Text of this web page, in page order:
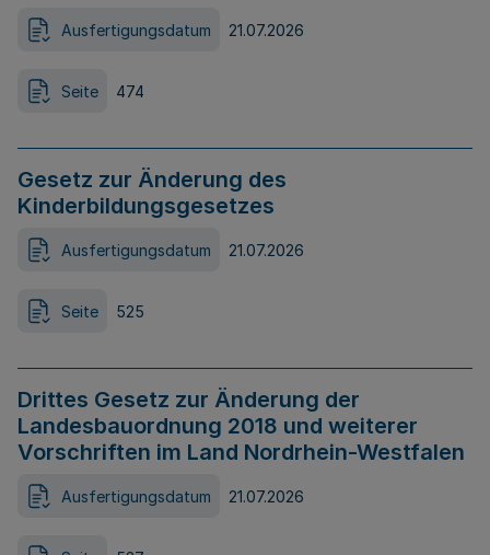
Ausfertigungsdatum 21.07.2026
Seite 474
Gesetz zur Änderung des
Kinderbildungsgesetzes
Ausfertigungsdatum 21.07.2026
Seite 525
Drittes Gesetz zur Änderung der
Landesbauordnung 2018 und weiterer
Vorschriften im Land Nordrhein-Westfalen
Ausfertigungsdatum 21.07.2026